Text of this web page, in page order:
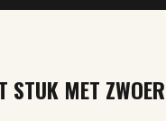
STUK MET